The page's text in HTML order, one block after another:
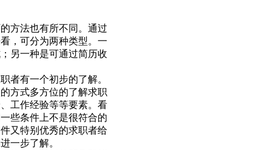
方法也有所不同。通过
，可分为两种类型。一
另一种是可通过简历收
者有一个初步的了解。
方式多方位的了解求职
工作经验等等要素。看
些条件上不是很符合的
又特别优秀的求职者给
一步了解。